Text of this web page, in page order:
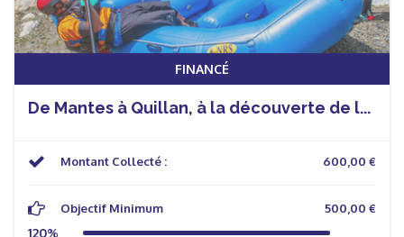
FINANCÉ
De Mantes à Quillan, à la découverte de l...
Montant Collecté : 600,00 €
Objectif Minimum 500,00 €
120%